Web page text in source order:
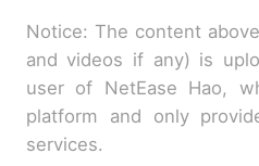
Notice: The content
and videos if any) is
user of NetEase Hao,
platform and only
services.